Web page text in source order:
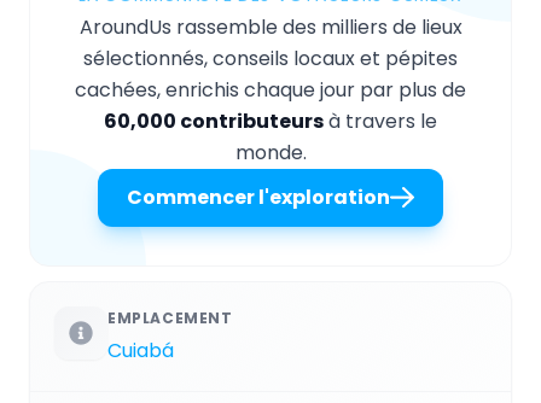
AroundUs rassemble des milliers de lieux
sélectionnés, conseils locaux et pépites
cachées, enrichis chaque jour par plus de
60,000 contributeursà travers le
monde.
Commencer l'exploration
EMPLACEMENT
Cuiabá